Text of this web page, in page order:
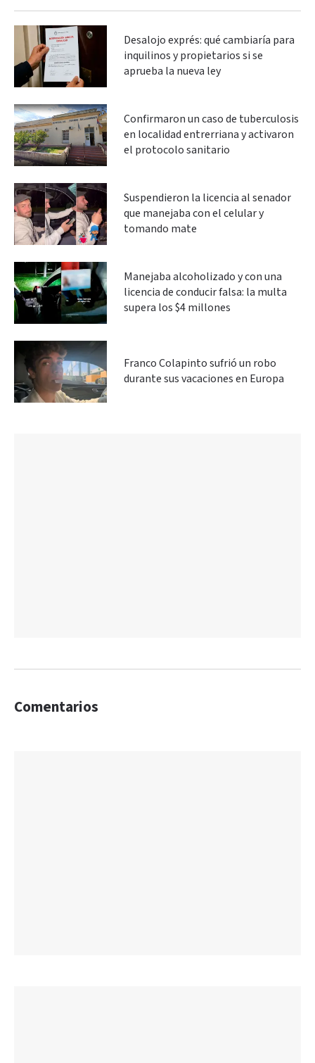
Desalojo exprés: qué cambiaría para
inquilinos y propietarios si se
aprueba la nueva ley
Confirmaron un caso de tuberculosis
en localidad entrerriana y activaron
el protocolo sanitario
Suspendieron la licencia al senador
que manejaba con el celular y
tomando mate
Manejaba alcoholizado y con una
licencia de conducir falsa: la multa
supera los $4 millones
Franco Colapinto sufrió un robo
durante sus vacaciones en Europa
Comentarios